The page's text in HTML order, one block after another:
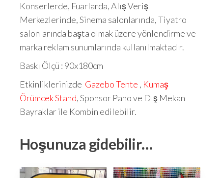
Konserlerde, Fuarlarda, Alış Veriş
Merkezlerinde, Sinema salonlarında, Tiyatro
salonlarında başta olmak üzere yönlendirme ve
marka reklam sunumlarında kullanılmaktadır.
Baskı Ölçü : 90x180cm
Etkinliklerinizde Gazebo Tente , Kumaş
Örümcek Stand, Sponsor Pano ve Dış Mekan
Bayraklar ile Kombin edilebilir.
Hoşunuza gidebilir…